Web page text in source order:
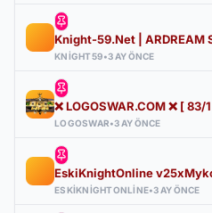
KNIGHT59•3 AY ÖNCE
LOGOSWAR•3 AY ÖNCE
ESKIKNIGHTONLINE•3 AY ÖNCE